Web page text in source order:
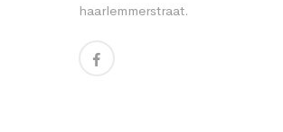
haarlemmerstraat.